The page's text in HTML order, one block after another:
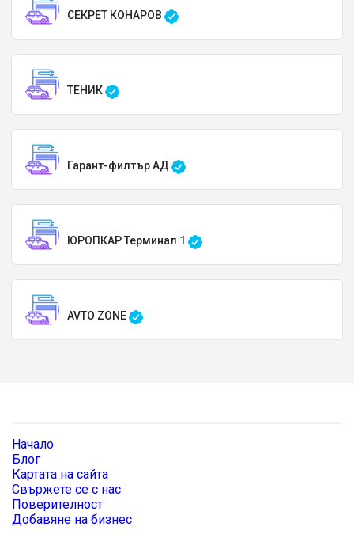
СЕКРЕТ КОНАРОВ
ТЕНИК
Гарант-филтър АД
ЮРОПКАР Терминал 1
AVTO ZONE
Начало
Блог
Картата на сайта
Свържете се с нас
Поверителност
Добавяне на бизнес